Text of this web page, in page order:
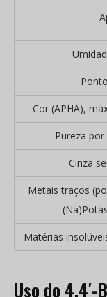
Cor (APHA),
Pureza
Cinza
Metais traços
Matérias
Uso do 4,4′-